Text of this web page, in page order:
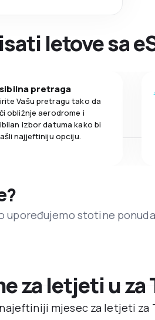
letove sa
pretraga
Vašu pretragu tako da
obližnje aerodrome i
izbor datuma kako bi
najjeftiniju opciju.
upoređujemo stotine
za letjeti u za
mjesec za letjeti za